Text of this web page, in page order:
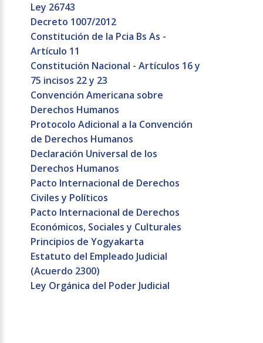
Ley 26743
Decreto 1007/2012
Constitución de la Pcia Bs As -
Artículo 11
Constitución Nacional - Artículos 16 y
75 incisos 22 y 23
Convención Americana sobre
Derechos Humanos
Protocolo Adicional a la Convención
de Derechos Humanos
Declaración Universal de los
Derechos Humanos
Pacto Internacional de Derechos
Civiles y Políticos
Pacto Internacional de Derechos
Económicos, Sociales y Culturales
Principios de Yogyakarta
Estatuto del Empleado Judicial
(Acuerdo 2300)
Ley Orgánica del Poder Judicial